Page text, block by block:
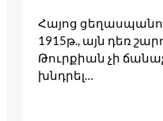
Հայոց
1915թ., այն դեռ
Թուրքիան չի
խնդրել…